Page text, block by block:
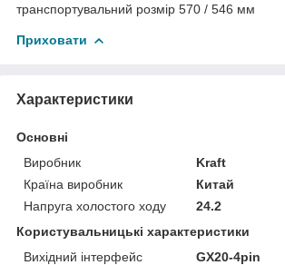
транспортувальний розмір 570 / 546 мм
Приховати
Характеристики
Основні
Виробник
Kraft
Країна виробник
Китай
Напруга холостого ходу
24.2
Користувальницькі характеристики
Вихідний інтерфейс
GX20-4pin